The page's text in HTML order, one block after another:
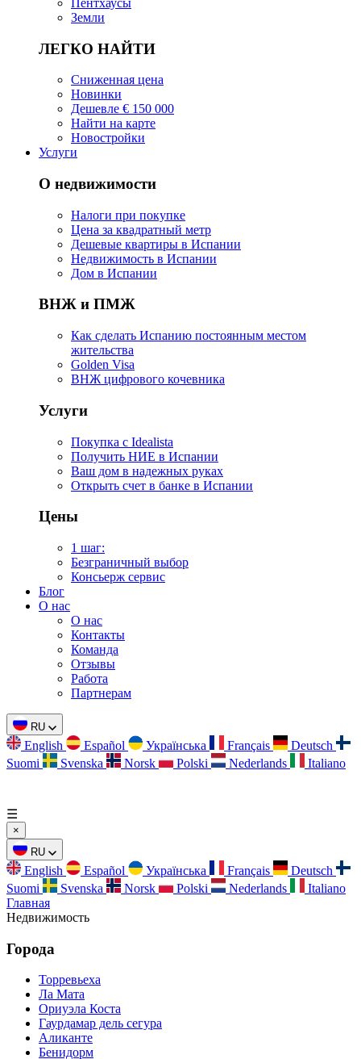
Земли
ЛЕГКО НАЙТИ
Сниженная цена
Новинки
Дешевле € 150 000
Найти на карте
Новостройки
Услуги
О недвижимости
Налоги при покупке
Цена за квадратный метр
Дешевые квартиры в Испании
Hедвижимость в Испании
Дом в Испании
ВНЖ и ПМЖ
Как сделать Испанию постоянным местом
жительства
Golden Visa
ВНЖ цифрового кочевника
Услуги
Покупка с Idealista
Получить НИЕ в Испании
Ваш дом в надежных руках
Открыть счет в банке в Испании
Цены
1 шаг:
Безграничный выбор
Консьерж сервис
Блог
О нас
О нас
Контакты
Команда
Отзывы
Работа
Партнерам
RU
English Español Українська Français
Deutsch
Suomi
Svenska Norsk Polski Nederlands Italiano
☰
×
RU
English Español Українська Français
Deutsch
Suomi
Svenska Norsk Polski Nederlands
Italiano
Главная
Недвижимость
Города
Торревьеха
Ла Мата
Ориуэла Коста
Гаурдамар дель сегура
Аликанте
Бенидорм